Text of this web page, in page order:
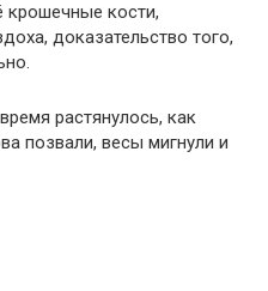
крошечные кости,
доказательство того,
растянулось, как
позвали, весы мигнули и